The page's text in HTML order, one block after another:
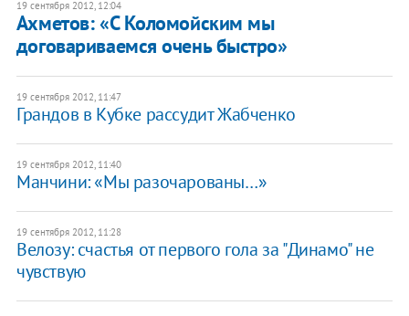
19 сентября 2012, 12:04
Ахметов: «С Коломойским мы
договариваемся очень быстро»
19 сентября 2012, 11:47
Грандов в Кубке рассудит Жабченко
19 сентября 2012, 11:40
Манчини: «Мы разочарованы…»
19 сентября 2012, 11:28
Велозу: счастья от первого гола за "Динамо" не
чувствую